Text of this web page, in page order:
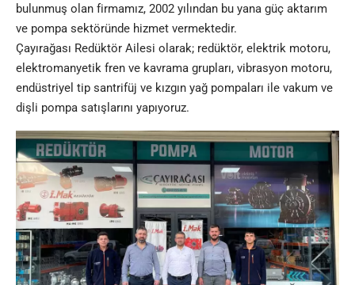
bulunmuş olan firmamız, 2002 yılından bu yana güç aktarım
ve pompa sektöründe hizmet vermektedir.
Çayırağası Redüktör Ailesi olarak; redüktör, elektrik motoru,
elektromanyetik fren ve kavrama grupları, vibrasyon motoru,
endüstriyel tip santrifüj ve kızgın yağ pompaları ile vakum ve
dişli pompa satışlarını yapıyoruz.